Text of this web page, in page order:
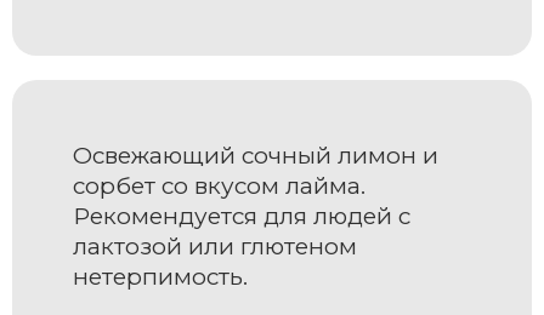
Освежающий сочный лимон и
сорбет со вкусом лайма.
Рекомендуется для людей с
лактозой или глютеном
нетерпимость.